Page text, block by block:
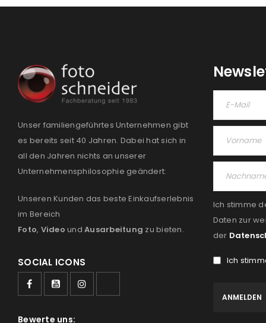
Unser familiengeführtes Unternehmen gibt
es bereits seit 40 Jahren. Dabei hat sich in
all den Jahren nichts an unserer
Unternehmensphilosophie geändert:
Unseren Kunden das beste Einkaufserlebnis
im Bereich
Foto, Video und Ausarbeitung zu bieten.
SOCIAL ICONS
Bewerte uns:
Ich stimme
Daten zur
der
Ich